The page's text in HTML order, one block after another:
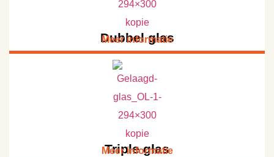
Dubbel glas
Meer informatie
Triple glas
Meer informatie